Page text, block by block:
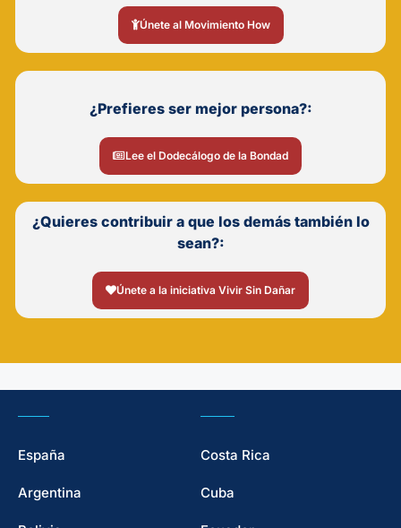
Únete al Movimiento How
¿Prefieres ser mejor persona?:
Lee el Dodecálogo de la Bondad
¿Quieres contribuir a que los demás también lo
sean?:
Únete a la iniciativa Vivir Sin Dañar
España
Argentina
Costa Rica
Cuba